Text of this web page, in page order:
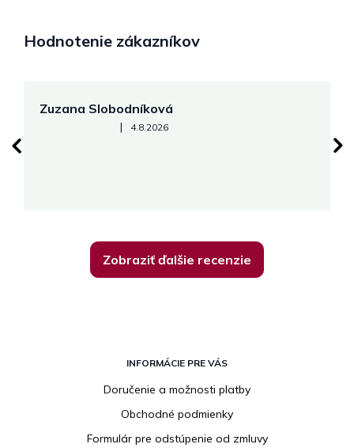
Hodnotenie zákazníkov
Zuzana Slobodníková
Hodnotenie obchodu je 5 z 5 hviezdičiek.
| 4.8.2026
Zobraziť ďalšie recenzie
INFORMÁCIE PRE VÁS
Doručenie a možnosti platby
Obchodné podmienky
Formulár pre odstúpenie od zmluvy